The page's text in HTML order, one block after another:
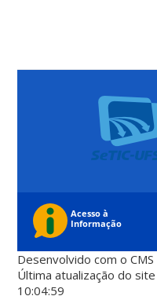
Desenvolvido com o
Última atualização do
10:04:59